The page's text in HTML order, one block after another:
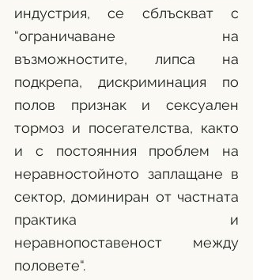
индустрия, се сблъскват с
“ограничаване на
възможностите, липса на
подкрепа, дискриминация по
полов признак и сексуален
тормоз и посегателства, както
и с постоянния проблем на
неравностойното заплащане в
сектор, доминиран от частната
практика и
неравнопоставеност между
половете“.